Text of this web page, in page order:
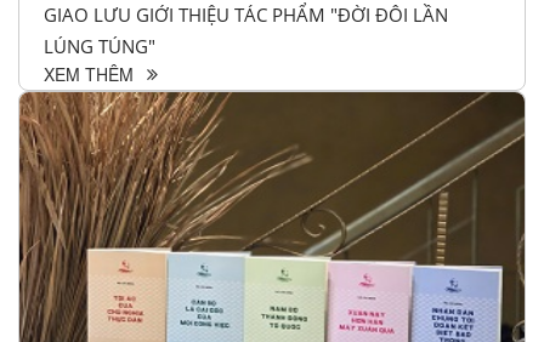
GIAO LƯU GIỚI THIỆU TÁC PHẨM "ĐỜI ĐÔI LẦN
LÚNG TÚNG"
XEM THÊM